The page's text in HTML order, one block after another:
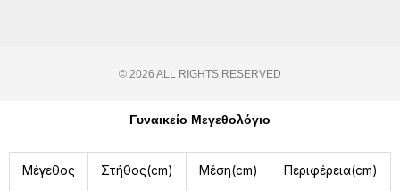
© 2026 ALL RIGHTS RESERVED​
Γυναικείο Μεγεθολόγιο
Μέγεθος Στήθος(cm) Μέση(cm) Περιφέρεια(cm)